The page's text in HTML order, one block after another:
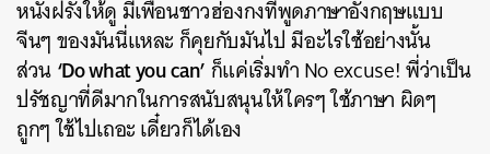
หนังฝรั่งให้ดู มีเพื่อนชาวฮ่องกงที่พูดภาษาอังกฤษแบบ
จีนๆ ของมันนี่แหละ ก็คุยกับมันไป มีอะไรใช้อย่างนั้น
ส่วน‘Do what you can’ก็แค่เริ่มทำ No excuse! พี่ว่าเป็น
ปรัชญาที่ดีมากในการสนับสนุนให้ใครๆ ใช้ภาษา ผิดๆ
ถูกๆ ใช้ไปเถอะ เดี๋ยวก็ได้เอง